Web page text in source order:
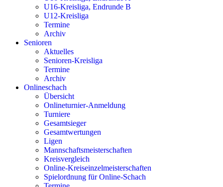
U16-Kreisliga, Endrunde B
U12-Kreisliga
Termine
Archiv
Senioren
Aktuelles
Senioren-Kreisliga
Termine
Archiv
Onlineschach
Übersicht
Onlineturnier-Anmeldung
Turniere
Gesamtsieger
Gesamtwertungen
Ligen
Mannschaftsmeisterschaften
Kreisvergleich
Online-Kreiseinzelmeisterschaften
Spielordnung für Online-Schach